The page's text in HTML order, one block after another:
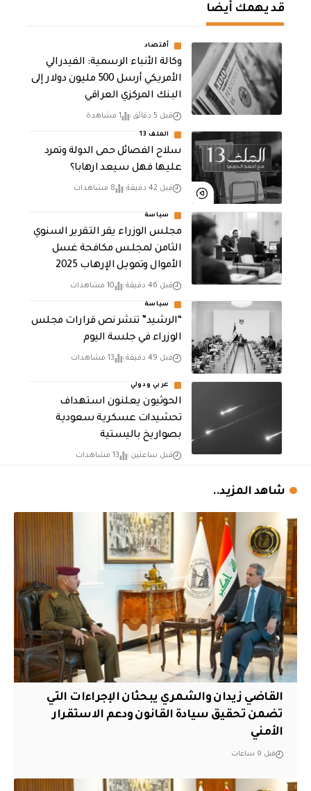
قد يهمك أيضا
أقتصاد
وكالة الأنباء الرسمية: الفيدرالي
الأمريكي أرسل 500 مليون دولار إلى
البنك المركزي العراقي
قبل 5 دقائق 1 مشاهدة
الملف 13
سلاح الفصائل حمى الدولة وتمرد
عليها فهل سيعد ارهابا؟
قبل 42 دقيقة 8 مشاهدات
سياسة
مجلس الوزراء يقر التقرير السنوي
الثامن لمجلـس مكافحة غسل
الأموال وتمويـل الإرهـاب 2025
قبل 46 دقيقة 10 مشاهدات
سياسة
“الرشيد” تنشر نص قرارات مجلس
الوزراء في جلسة اليوم
قبل 49 دقيقة 13 مشاهدات
عربي ودولي
الحوثيون يعلنون استهداف
تحشيدات عسكرية سعودية
بصواريخ باليستية
قبل ساعتين 13 مشاهدات
شاهد المزيد..
القاضي زيدان والشمري يبحثان الإجراءات التي
تضمن تحقيق سيادة القانون ودعم الاستقرار
الأمني
قبل 9 ساعات